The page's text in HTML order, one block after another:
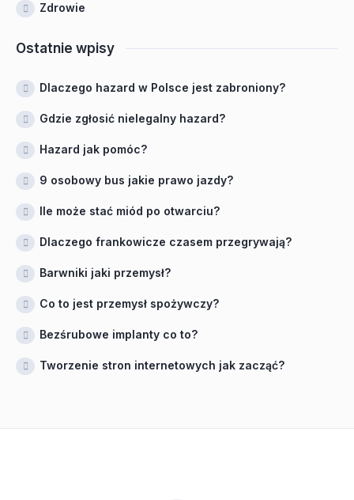
Zdrowie
Ostatnie wpisy
Dlaczego hazard w Polsce jest zabroniony?
Gdzie zgłosić nielegalny hazard?
Hazard jak pomóc?
9 osobowy bus jakie prawo jazdy?
Ile może stać miód po otwarciu?
Dlaczego frankowicze czasem przegrywają?
Barwniki jaki przemysł?
Co to jest przemysł spożywczy?
Bezśrubowe implanty co to?
Tworzenie stron internetowych jak zacząć?